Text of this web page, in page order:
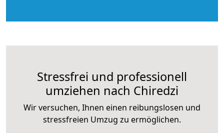
Stressfrei und professionell
umziehen nach Chiredzi
Wir versuchen, Ihnen einen reibungslosen und
stressfreien Umzug zu ermöglichen.